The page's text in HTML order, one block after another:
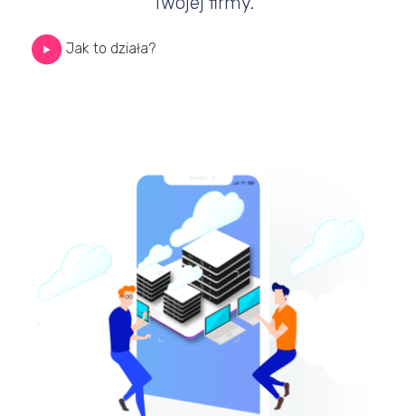
Jak to działa?